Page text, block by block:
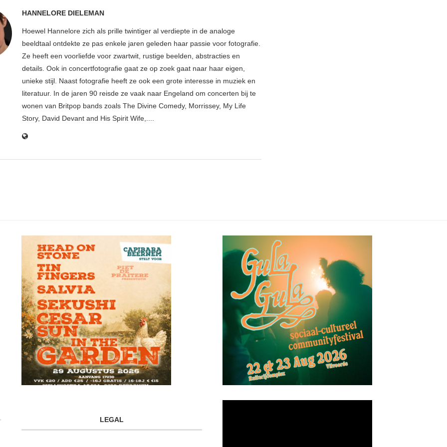
HANNELORE DIELEMAN
Hoewel Hannelore zich als prille twintiger al verdiepte in de analoge
beeldtaal ontdekte ze pas enkele jaren geleden haar passie voor fotografie.
Ze heeft een voorliefde voor zwartwit, rustige beelden, abstracties en
details. Ook in concertfotografie gaat ze op zoek gaat naar haar eigen,
unieke stijl. Naast fotografie heeft ze ook een grote interesse in muziek en
literatuur. In de jaren 90 reisde ze vaak naar Engeland om concerten bij te
wonen van Britpop bands zoals The Divine Comedy, Morrissey, My Life
Story, David Devant and His Spirit Wife,....
LEGAL